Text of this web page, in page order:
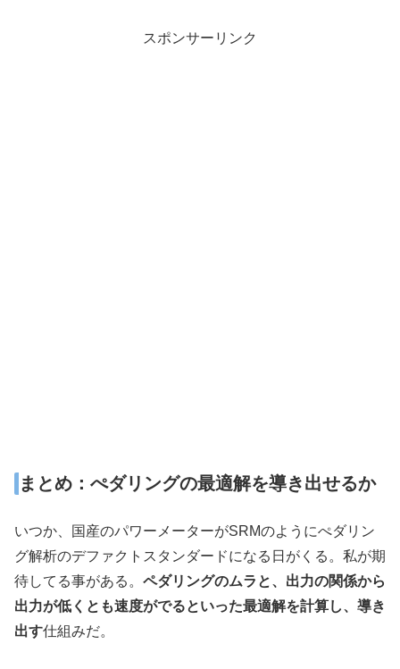
スポンサーリンク
まとめ：ぺダリングの最適解を導き出せるか
いつか、国産のパワーメーターがSRMのようにぺダリン
グ解析のデファクトスタンダードになる日がくる。私が期
待してる事がある。 ペダリングのムラと、出力の関係から
出力が低くとも速度がでるといった最適解を計算し、導き
出す仕組みだ。